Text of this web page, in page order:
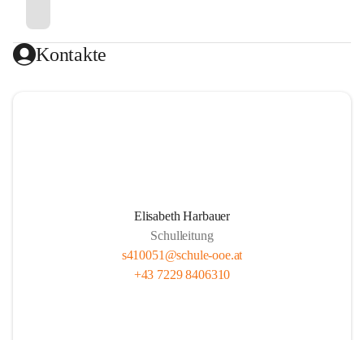
Kontakte
Elisabeth Harbauer
Schulleitung
s410051@schule-ooe.at
+43 7229 8406310